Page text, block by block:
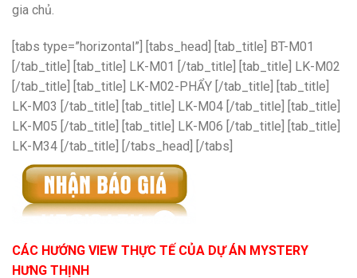
gia chủ.
[tabs type=”horizontal”] [tabs_head] [tab_title] BT-M01
[/tab_title] [tab_title] LK-M01 [/tab_title] [tab_title] LK-M02
[/tab_title] [tab_title] LK-M02-PHẨY [/tab_title] [tab_title]
LK-M03 [/tab_title] [tab_title] LK-M04 [/tab_title] [tab_title]
LK-M05 [/tab_title] [tab_title] LK-M06 [/tab_title] [tab_title]
LK-M34 [/tab_title] [/tabs_head] [/tabs]
CÁC HƯỚNG VIEW THỰC TẾ CỦA DỰ ÁN MYSTERY
HƯNG THỊNH